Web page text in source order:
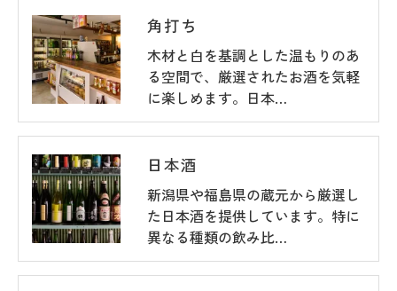
角打ち
木材と白を基調とした温もりのあ
る空間で、厳選されたお酒を気軽
に楽しめます。日本…
日本酒
新潟県や福島県の蔵元から厳選し
た日本酒を提供しています。特に
異なる種類の飲み比…